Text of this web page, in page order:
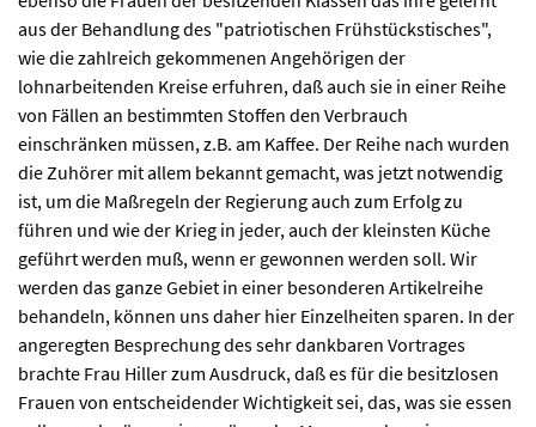
aus der Behandlung des "patriotischen Frühstückstisches",
wie die zahlreich gekommenen Angehörigen der
lohnarbeitenden Kreise erfuhren, daß auch sie in einer Reihe
von Fällen an bestimmten Stoffen den Verbrauch
einschränken müssen, z.B. am Kaffee. Der Reihe nach wurden
die Zuhörer mit allem bekannt gemacht, was jetzt notwendig
ist, um die Maßregeln der Regierung auch zum Erfolg zu
führen und wie der Krieg in jeder, auch der kleinsten Küche
geführt werden muß, wenn er gewonnen werden soll. Wir
werden das ganze Gebiet in einer besonderen Artikelreihe
behandeln, können uns daher hier Einzelheiten sparen. In der
angeregten Besprechung des sehr dankbaren Vortrages
brachte Frau Hiller zum Ausdruck, daß es für die besitzlosen
Frauen von entscheidender Wichtigkeit sei, das, was sie essen